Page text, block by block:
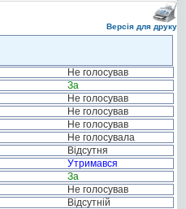
Версія для друку
Не голосував
За
Не голосував
Не голосував
Не голосував
Не голосувала
Відсутня
Утримався
За
Не голосував
Відсутній